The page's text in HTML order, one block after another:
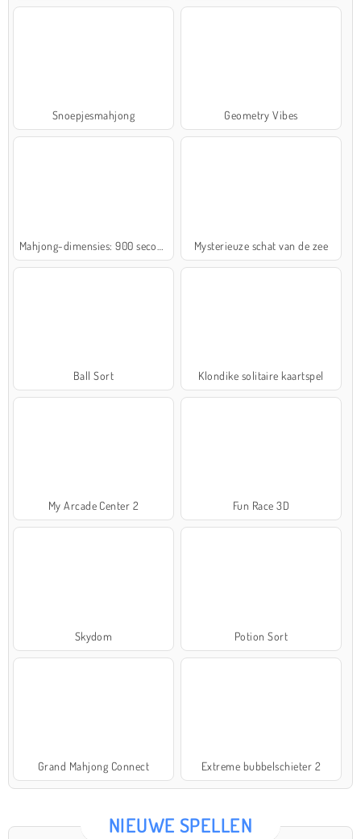
Snoepjesmahjong Geometry Vibes
Mysterieuze schat van de zee
Ball Sort Klondike solitaire kaartspel
My Arcade Center 2 Fun Race 3D
Skydom Potion Sort
Grand Mahjong Connect Extreme bubbelschieter 2
NIEUWE SPELLEN